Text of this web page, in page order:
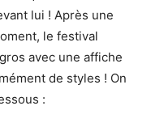
lui ! Après une
le festival
avec une affiche
de styles ! On
: